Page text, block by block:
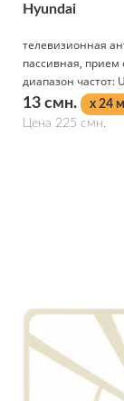
Hyundai
телевизионная
пассивная, прием
диапазон частот:
13 смн.
x 24
Цена 225 смн.